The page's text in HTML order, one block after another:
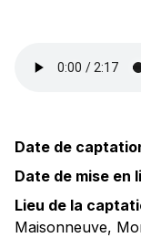
Date de
Date de mise en
Lieu de la
Maisonneuve,